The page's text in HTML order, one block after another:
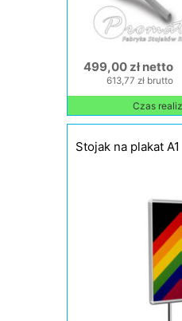
499,00 zł netto
613,77 zł brutto
Czas
Stojak na plakat A1